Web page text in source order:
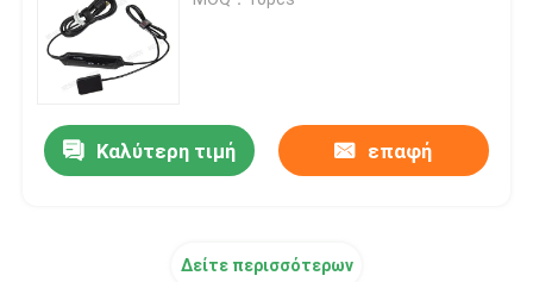
Οδοντιατρική μικροκινητική
οδοντικός αέρας prophy
Καλύτερη τιμή επαφή
Δείτε περισσότερων